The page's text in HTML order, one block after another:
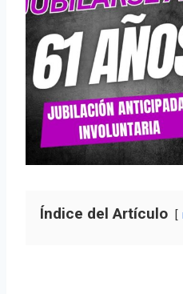
Índice del Artículo